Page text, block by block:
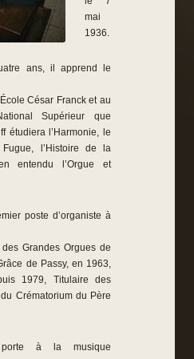
mai
1936.
ans, il apprend le
César Franck et au
Supérieur que
étudiera l’Harmonie, le
l’Histoire de la
entendu l’Orgue et
poste d’organiste à
Grandes Orgues de
de Passy, en 1963,
1979, Titulaire des
Crématorium du Père
porte à la musique